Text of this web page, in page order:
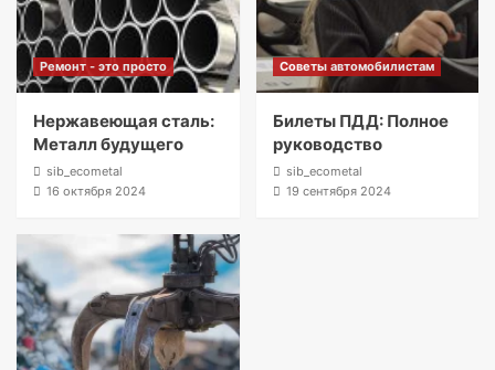
Ремонт - это просто
Нержавеющая сталь:
Металл будущего
sib_ecometal
16 октября 2024
Советы автомобилистам
Билеты ПДД: Полное
руководство
sib_ecometal
19 сентября 2024